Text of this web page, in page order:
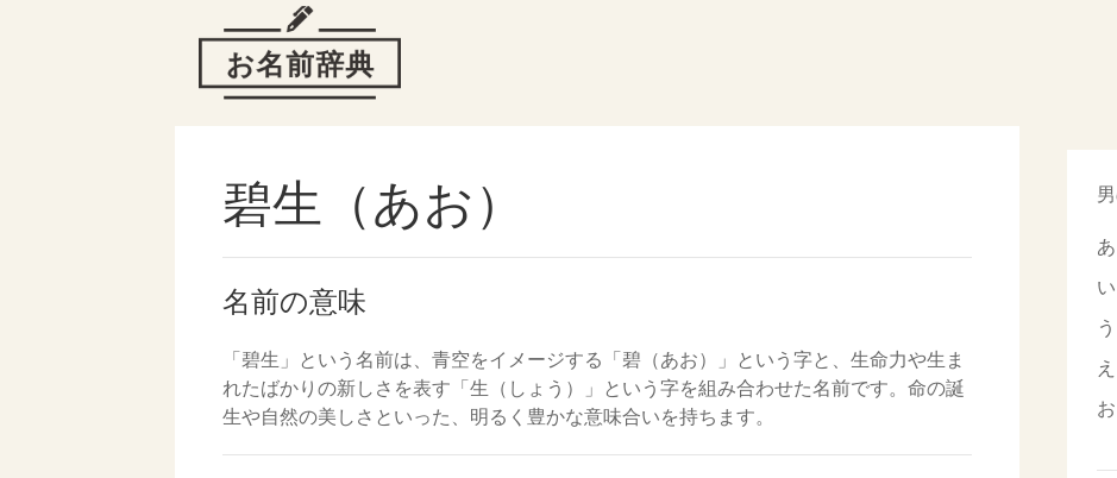
碧生（あお）
名前の意味
「碧生」という名前は、青空をイメージする「碧（あお）」という字と、生命力や生ま
れたばかりの新しさを表す「生（しょう）」という字を組み合わせた名前です。命の誕
生や自然の美しさといった、明るく豊かな意味合いを持ちます。
あ
い
う
え
お